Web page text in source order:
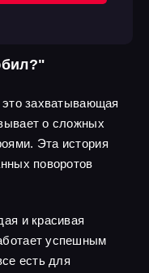
захватывающая
о сложных
Эта история
поворотов
и красивая
успешным
есть для